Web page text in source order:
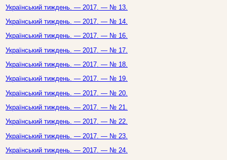
Український тиждень. — 2017. — № 13.
Український тиждень. — 2017. — № 14.
Український тиждень. — 2017. — № 16.
Український тиждень. — 2017. — № 17.
Український тиждень. — 2017. — № 18.
Український тиждень. — 2017. — № 19.
Український тиждень. — 2017. — № 20.
Український тиждень. — 2017. — № 21.
Український тиждень. — 2017. — № 22.
Український тиждень. — 2017. — № 23.
Український тиждень. — 2017. — № 24.